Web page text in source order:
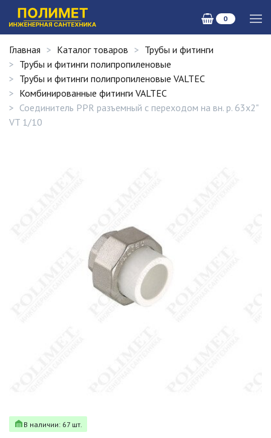
0
Главная Каталог товаров
Трубы и фитинги
Трубы и фитинги полипропиленовые
Трубы и фитинги полипропиленовые VALTEC
Комбинированные фитинги VALTEC
Соединитель PPR разъемный с переходом на вн. р. 63х2"
VT 1/10
В наличии: 67 шт.